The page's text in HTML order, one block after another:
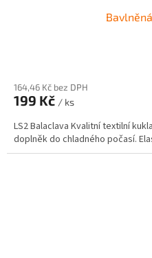
164,46 Kč bez DPH
199 Kč / ks
LS2 Balaclava Kvalitní textilní
doplněk do chladného počasí.